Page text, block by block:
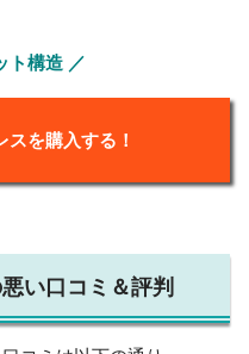
ト構造 ／
を購入する！
い口コミ＆評判